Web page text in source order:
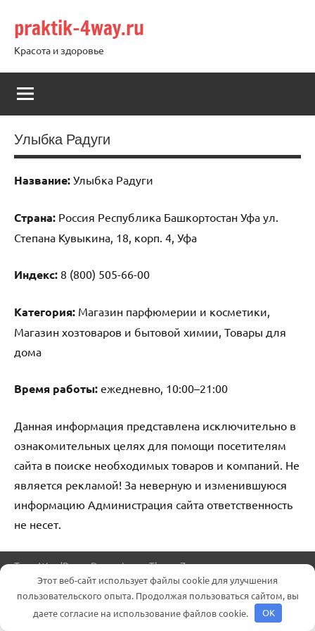
содержимому
praktik-4way.ru
Красота и здоровье
Улыбка Радуги
Название: Улыбка Радуги
Страна: Россия Республика Башкортостан Уфа ул.
Степана Кувыкина, 18, корп. 4, Уфа
Индекс: 8 (800) 505-66-00
Категория: Магазин парфюмерии и косметики,
Магазин хозтоваров и бытовой химии, Товары для
дома
Время работы: ежедневно, 10:00–21:00
Данная информация представлена исключительно в
ознакомительных целях для помощи посетителям
сайта в поиске необходимых товаров и компаний. Не
является рекламой! За неверную и изменившуюся
информацию Администрация сайта ответственность
не несет.
Тема WordPress: Dynamico от ThemeZee.
Этот веб-сайт использует файлы cookie для улучшения
пользовательского опыта. Продолжая пользоваться сайтом, вы
даете согласие на использование файлов cookie.
OK